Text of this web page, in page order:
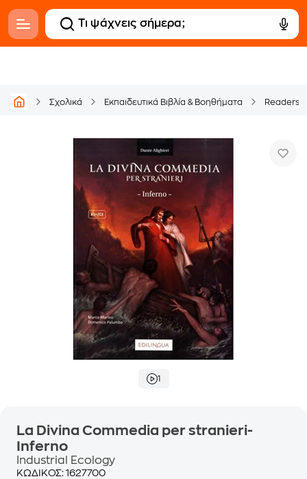
Σχολικά Εκπαιδευτικά Βιβλία & Βοηθήματα Readers
1
La Divina Commedia per stranieri-
Inferno
Industrial Ecology
ΚΩΔΙΚΟΣ: 1627700